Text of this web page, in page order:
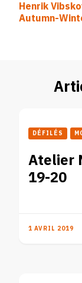
d’article
Henrik
Autumn-
DÉFILÉS
Atelier
19-20
1 AVRIL 2019